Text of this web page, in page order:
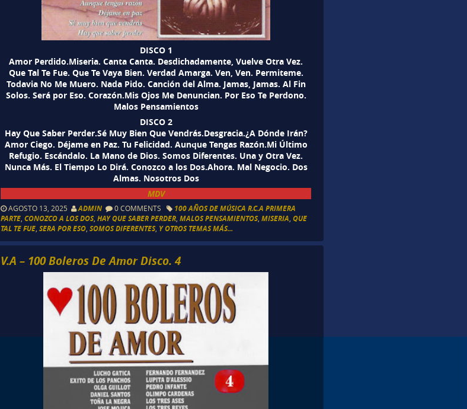
DISCO 1
Amor Perdido.Miseria. Canta Canta. Desdichadamente, Vuelve Otra Vez.
Que Tal Te Fue. Que Te Vaya Bien. Verdad Amarga. Ven, Ven. Permiteme.
Todavia No Me Muero. Nada Pido. Canción del Alma. Jamas, Jamas. Al Fin
Solos. Será por Eso. Corazón.Mis Ojos Me Denuncian. Por Eso Te Perdono.
Malos Pensamientos
DISCO 2
Hay Que Saber Perder.Sé Muy Bien Que Vendrás.Desgracia.¿A Dónde Irán?
Amor Ciego. Déjame en Paz. Tu Felicidad. Aunque Tengas Razón.Mi Último
Refugio. Escándalo. La Mano de Dios. Somos Diferentes. Una y Otra Vez.
Nunca Más. El Tiempo Lo Dirá. Conozco a los Dos.Ahora. Mal Negocio. Dos
Almas. Nosotros Dos
MDV
AGOSTO 13, 2025 ADMIN 0 COMMENTS
100 AÑOS DE MÚSICA R.C.A PRIMERA
PARTE ,CONOZCO A LOS DOS,HAY QUE SABER PERDER ,MALOS PENSAMIENTOS,MISERIA ,QUE
TAL TE FUE ,SERA POR ESO ,SOMOS DIFERENTES, Y OTROS TEMAS MÁS...
V.A – 100 Boleros De Amor Disco. 4